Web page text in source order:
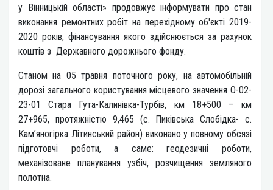
у Вінницькій області» продовжує інформувати про стан
виконання ремонтних робіт на перехідному об'єкті 2019-
2020 років, фінансування якого здійснюється за рахунок
коштів з Державного дорожнього фонду.
Станом на 05 травня поточного року, на автомобільній
дорозі загального користування місцевого значення О-02-
23-01 Стара Гута-Калинівка-Турбів, км 18+500 – км
27+965, протяжністю 9,465 (с. Пиківська Слобідка- с.
Кам’яногірка Літинський район) виконано у повному обсязі
підготовчі роботи, а саме: геодезичні роботи,
механізоване планування узбіч, розчищення земляного
полотна.